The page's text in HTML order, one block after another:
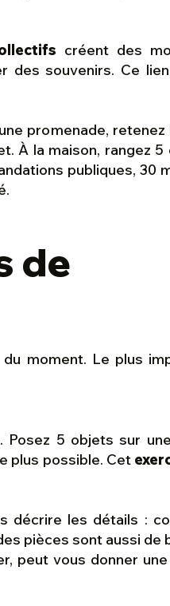
créent des
des souvenirs. Ce
promenade, retenez
À la maison, rangez 5
publiques, 30
de
moment. Le plus
5 objets sur
plus possible. Cet
décrire les détails :
pièces sont aussi de
peut vous donner